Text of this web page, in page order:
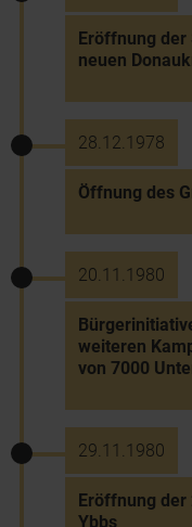
Eröffnung der
neuen
28.12.1978
Öffnung des
20.11.1980
weiteren
von 7000
29.11.1980
Eröffnung der
Ybbs